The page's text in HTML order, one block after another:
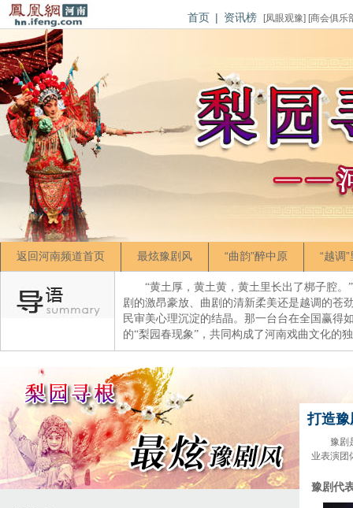
首页 | 资讯榜 [凤眼观豫] [商会俱乐
返回河南频道首页 最炫豫剧风 “曲韵”醉中原 “越调
“黄土厚，黄土黄，黄土里长出了梆子腔
剧的激昂豪放、曲剧的清新柔美还是越调的苍
民审美心理沉淀的结晶。那一台台在全国赢得
的“梨园春现象”，共同构成了河南戏曲文化的
打造
豫剧
业表演团
豫剧代